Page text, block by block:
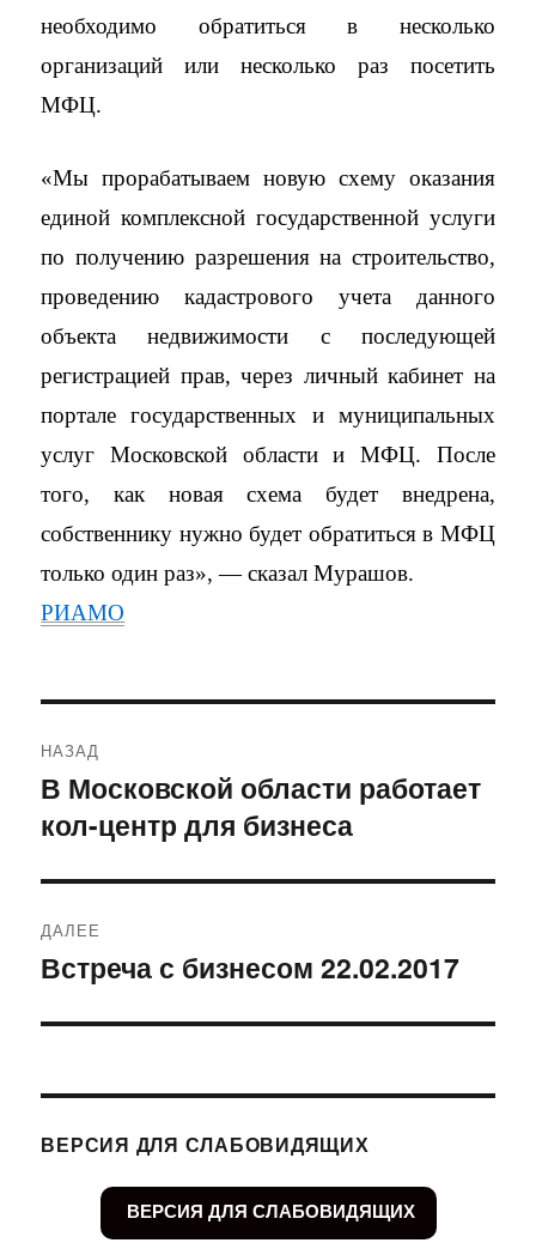
необходимо обратиться в несколько
организаций или несколько раз посетить
МФЦ.
«Мы прорабатываем новую схему оказания
единой комплексной государственной услуги
по получению разрешения на строительство,
проведению кадастрового учета данного
объекта недвижимости с последующей
регистрацией прав, через личный кабинет на
портале государственных и муниципальных
услуг Московской области и МФЦ. После
того, как новая схема будет внедрена,
собственнику нужно будет обратиться в МФЦ
только один раз», — сказал Мурашов.
РИАМО
по
записям
НАЗАД
Предыдущая
запись:
В Московской области работает
кол-центр для бизнеса
ДАЛЕЕ
Следующая
Встреча с бизнесом 22.02.2017
ВЕРСИЯ ДЛЯ СЛАБОВИДЯЩИХ
ВЕРСИЯ ДЛЯ СЛАБОВИДЯЩИХ